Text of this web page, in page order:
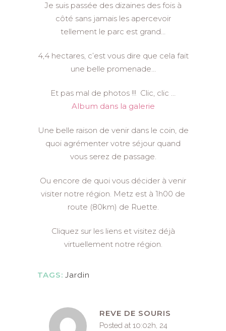
Je suis passée des dizaines des fois à
côté sans jamais les apercevoir
tellement le parc est grand…
4,4 hectares, c’est vous dire que cela fait
une belle promenade…
Et pas mal de photos !!! Clic, clic …
Album dans la galerie
Une belle raison de venir dans le coin, de
quoi agrémenter votre séjour quand
vous serez de passage.
Ou encore de quoi vous décider à venir
visiter notre région. Metz est à 1h00 de
route (80km) de Ruette.
Cliquez sur les liens et visitez déjà
virtuellement notre région.
TAGS: Jardin
REVE DE SOURIS
Posted at 10:02h, 24